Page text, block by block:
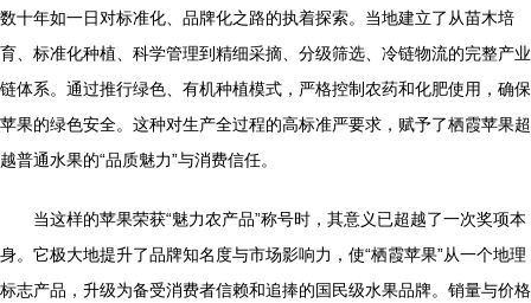
数十年如一日对标准化、品牌化之路的执着探索。当地建立了从苗木培
育、标准化种植、科学管理到精细采摘、分级筛选、冷链物流的完整产业
链体系。通过推行绿色、有机种植模式，严格控制农药和化肥使用，确保
苹果的绿色安全。这种对生产全过程的高标准严要求，赋予了栖霞苹果超
越普通水果的“品质魅力”与消费信任。
当这样的苹果荣获“魅力农产品”称号时，其意义已超越了一次奖项本
身。它极大地提升了品牌知名度与市场影响力，使“栖霞苹果”从一个地理
标志产品，升级为备受消费者信赖和追捧的国民级水果品牌。销量与价格